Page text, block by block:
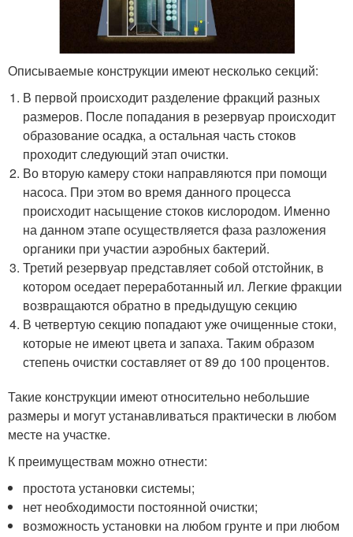
Описываемые конструкции имеют несколько секций:
В первой происходит разделение фракций разных
размеров. После попадания в резервуар происходит
образование осадка, а остальная часть стоков
проходит следующий этап очистки.
Во вторую камеру стоки направляются при помощи
насоса. При этом во время данного процесса
происходит насыщение стоков кислородом. Именно
на данном этапе осуществляется фаза разложения
органики при участии аэробных бактерий.
Третий резервуар представляет собой отстойник, в
котором оседает переработанный ил. Легкие фракции
возвращаются обратно в предыдущую секцию
В четвертую секцию попадают уже очищенные стоки,
которые не имеют цвета и запаха. Таким образом
степень очистки составляет от 89 до 100 процентов.
Такие конструкции имеют относительно небольшие
размеры и могут устанавливаться практически в любом
месте на участке.
К преимуществам можно отнести:
простота установки системы;
нет необходимости постоянной очистки;
возможность установки на любом грунте и при любом